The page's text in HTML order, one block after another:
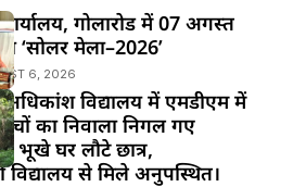
गोलारोड में 07 अगस्त
‘सोलर मेला–2026’
6, 2026
विद्यालय में एमडीएम में
का निवाला निगल गए
में भूखे घर लौटे छात्र,
विद्यालय से मिले अनुपस्थित।